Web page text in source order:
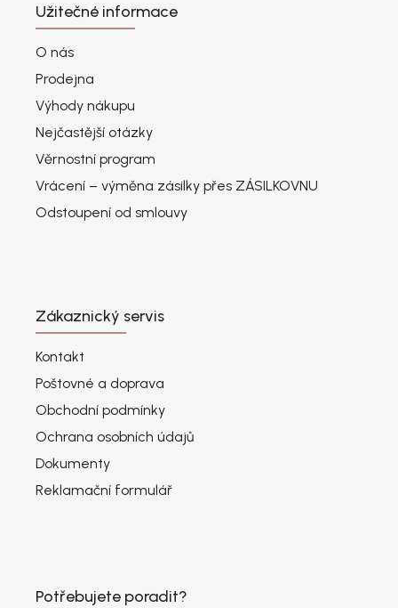
Užitečné informace
O nás
Prodejna
Výhody nákupu
Nejčastější otázky
Věrnostní program
Vrácení – výměna zásilky přes ZÁSILKOVNU
Odstoupení od smlouvy
Zákaznický servis
Kontakt
Poštovné a doprava
Obchodní podmínky
Ochrana osobních údajů
Dokumenty
Reklamační formulář
Potřebujete poradit?